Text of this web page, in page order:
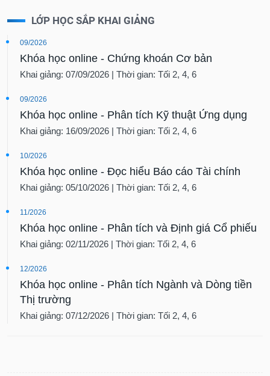
LỚP HỌC SẮP KHAI GIẢNG
09/2026
Khóa học online - Chứng khoán Cơ bản
Khai giảng: 07/09/2026 | Thời gian: Tối 2, 4, 6
09/2026
Khóa học online - Phân tích Kỹ thuật Ứng dụng
Khai giảng: 16/09/2026 | Thời gian: Tối 2, 4, 6
10/2026
Khóa học online - Đọc hiểu Báo cáo Tài chính
Khai giảng: 05/10/2026 | Thời gian: Tối 2, 4, 6
11/2026
Khóa học online - Phân tích và Định giá Cổ phiếu
Khai giảng: 02/11/2026 | Thời gian: Tối 2, 4, 6
12/2026
Khóa học online - Phân tích Ngành và Dòng tiền
Thị trường
Khai giảng: 07/12/2026 | Thời gian: Tối 2, 4, 6